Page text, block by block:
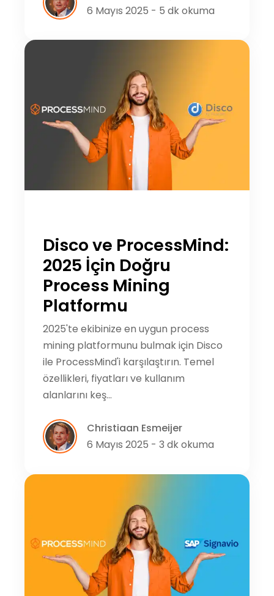
6 Mayıs 2025 - 5 dk okuma
Disco ve ProcessMind:
2025 İçin Doğru
Process Mining
Platformu
2025'te ekibinize en uygun process
mining platformunu bulmak için Disco
ile ProcessMind'i karşılaştırın. Temel
özellikleri, fiyatları ve kullanım
alanlarını keş…
Christiaan Esmeijer
6 Mayıs 2025 - 3 dk okuma